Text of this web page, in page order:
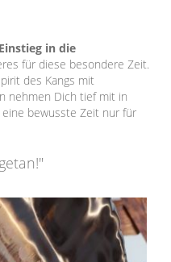
in die
für diese besondere Zeit.
des Kangs mit
nehmen Dich tief mit in
bewusste Zeit nur für